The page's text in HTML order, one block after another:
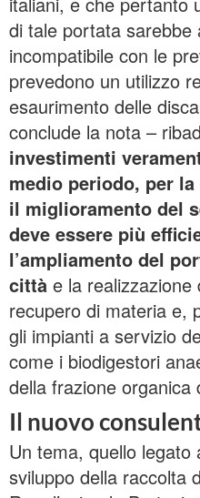
di tale portata sarebbe
incompatibile con le
prevedono un utilizzo
esaurimento delle
conclude la nota –
investimenti
medio periodo, per
il miglioramento del
deve essere più
l’ampliamento del
città e la realizzazione
recupero di materia e,
gli impianti a servizio
come i biodigestori
della frazione organica
Il nuovo
Un tema, quello
sviluppo della raccolta